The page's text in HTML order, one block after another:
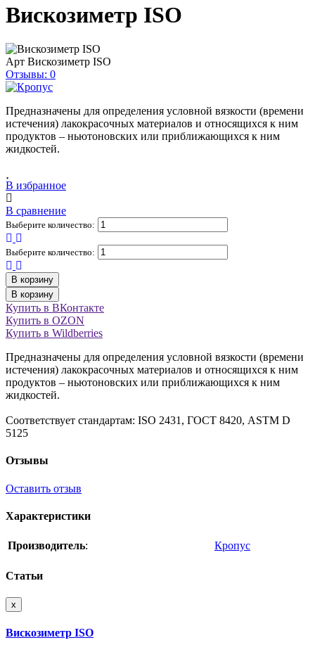
Вискозиметр ISO
Арт Вискозиметр ISO
Отзывы: 0
Предназначены для определения условной вязкости (времени
истечения) лакокрасочных материалов и относящихся к ним
продуктов – ньютоновских или приближающихся к ним
жидкостей.
В избранное
В сравнение
Выберите количество:
Выберите количество:
В корзину
В корзину
Купить в ВКонтакте
Купить в OZON
Купить в Wildberries
Предназначены для определения условной вязкости (времени
истечения) лакокрасочных материалов и относящихся к ним
продуктов – ньютоновских или приближающихся к ним
жидкостей.
Соответствует стандартам: ISO 2431, ГОСТ 8420, ASTM D
5125
Отзывы
Оставить отзыв
Характеристики
Производитель: Кропус
Статьи
x
Вискозиметр ISO